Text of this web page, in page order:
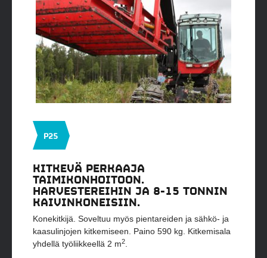
P25
KITKEVÄ PERKAAJA
TAIMIKONHOITOON.
HARVESTEREIHIN JA 8-15 TONNIN
KAIVINKONEISIIN.
Konekitkijä. Soveltuu myös pientareiden ja sähkö- ja
kaasulinjojen kitkemiseen. Paino 590 kg. Kitkemisala
yhdellä työliikkeellä 2 m2.